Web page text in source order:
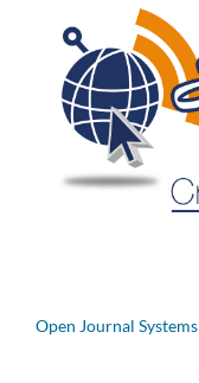
Open Journal Systems